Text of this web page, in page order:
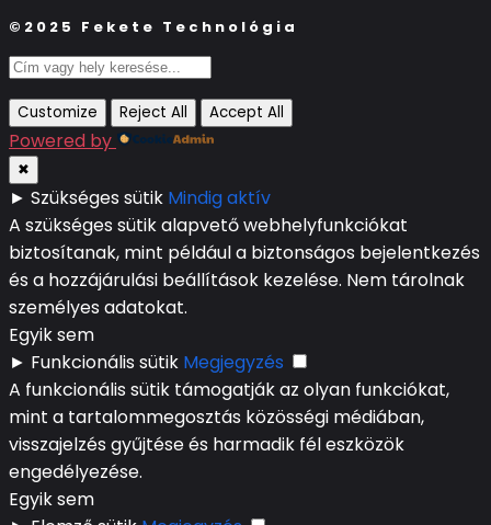
©2025 Fekete Technológia
Customize Reject All Accept All
Powered by
✖
► Szükséges sütik Mindig aktív
A szükséges sütik alapvető webhelyfunkciókat
biztosítanak, mint például a biztonságos bejelentkezés
és a hozzájárulási beállítások kezelése. Nem tárolnak
személyes adatokat.
Egyik sem
► Funkcionális sütik Megjegyzés
A funkcionális sütik támogatják az olyan funkciókat,
mint a tartalommegosztás közösségi médiában,
visszajelzés gyűjtése és harmadik fél eszközök
engedélyezése.
Egyik sem